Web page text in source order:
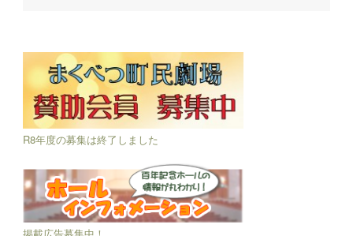
R8年度の募集は終了しました
掲載広告募集中！